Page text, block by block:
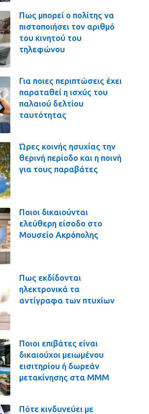
Πως μπορεί ο πολίτης να
πιστοποιήσει τον αριθμό
του κινητού του
τηλεφώνου
Για ποιες περιπτώσεις έχει
παραταθεί η ισχύς του
παλαιού δελτίου
ταυτότητας
Ώρες κοινής ησυχίας την
θερινή περίοδο και η ποινή
για τους παραβάτες
Ποιοι δικαιούνται
ελεύθερη είσοδο στο
Μουσείο Ακρόπολης
Πως εκδίδονται
ηλεκτρονικά τα
αντίγραφα των πτυχίων
Ποιοι επιβάτες είναι
δικαιούχοι μειωμένου
εισιτηρίου ή δωρεάν
μετακίνησης στα ΜΜΜ
Πότε κινδυνεύει με